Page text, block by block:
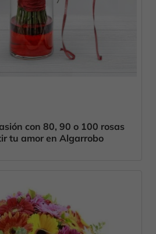
con 80, 90 o 100 rosas
tu amor en Algarrobo